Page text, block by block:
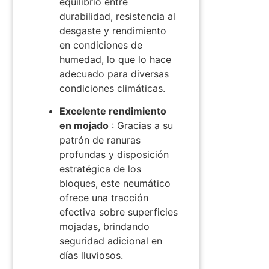
durabilidad, resistencia al
desgaste y rendimiento
en condiciones de
humedad, lo que lo hace
adecuado para diversas
condiciones climáticas.
Excelente rendimiento
en mojado: Gracias a su
patrón de ranuras
profundas y disposición
estratégica de los
bloques, este neumático
ofrece una tracción
efectiva sobre superficies
mojadas, brindando
seguridad adicional en
días lluviosos.